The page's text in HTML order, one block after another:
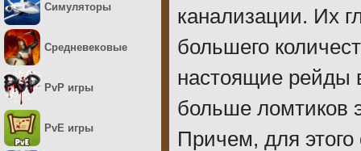
канализации. Их
большего
настоящие рейды
больше ломтиков
Причем, для
Симуляторы
Средневековые
PvP игры
PvE игры